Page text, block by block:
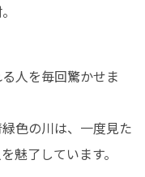
人を毎回驚かせま
色の川は、一度見た
魅了しています。